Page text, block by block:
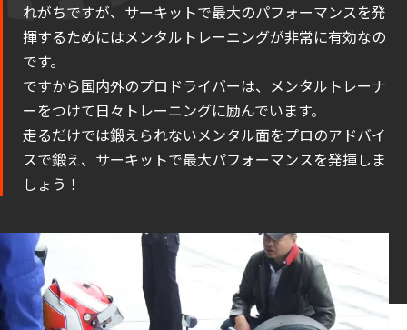
れがちですが、サーキットで最大のパフォーマンスを発
揮するためにはメンタルトレーニングが非常に有効なの
です。
ですから国内外のプロドライバーは、メンタルトレーナ
ーをつけて日々トレーニングに励んでいます。
走るだけでは鍛えられないメンタル面をプロのアドバイ
スで鍛え、サーキットで最大パフォーマンスを発揮しま
しょう！